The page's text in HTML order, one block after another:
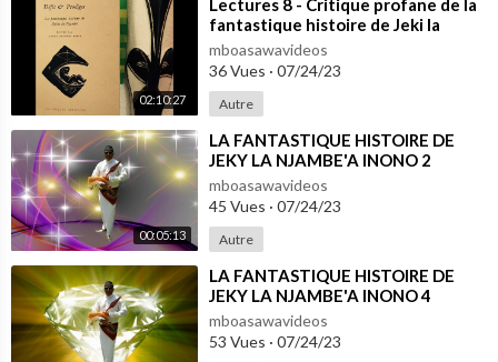
02:10:27
⁣Lectures 8 - Critique profane de la
fantastique histoire de Jeki la
Djambe
mboasawavideos
36 Vues · 07/24/23
Autre
00:05:13
⁣LA FANTASTIQUE HISTOIRE DE
JEKY LA NJAMBE'A INONO 2
mboasawavideos
45 Vues · 07/24/23
Autre
⁣LA FANTASTIQUE HISTOIRE DE
JEKY LA NJAMBE'A INONO 4
mboasawavideos
53 Vues · 07/24/23